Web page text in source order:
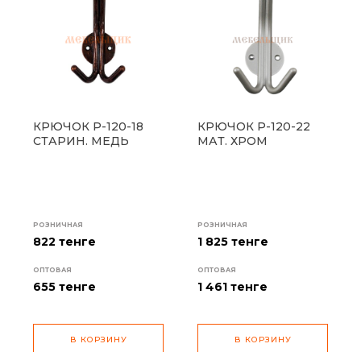
КРЮЧОК P-120-18
СТАРИН. МЕДЬ
РОЗНИЧНАЯ
822 тенге
ОПТОВАЯ
655 тенге
В КОРЗИНУ
КРЮЧОК P-120-22
МАТ. ХРОМ
РОЗНИЧНАЯ
1 825 тенге
ОПТОВАЯ
1 461 тенге
В КОРЗИНУ